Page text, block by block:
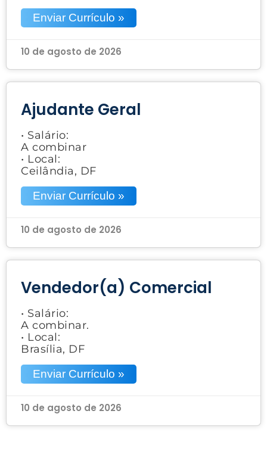
Enviar Currículo »
10 de agosto de 2026
Ajudante Geral
• Salário:
A combinar
• Local:
Ceilândia, DF
Enviar Currículo »
10 de agosto de 2026
Vendedor(a) Comercial
• Salário:
A combinar.
• Local:
Brasília, DF
Enviar Currículo »
10 de agosto de 2026